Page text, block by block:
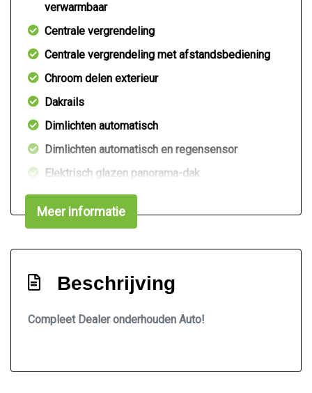
verwarmbaar
Centrale vergrendeling
Centrale vergrendeling met afstandsbediening
Chroom delen exterieur
Dakrails
Dimlichten automatisch
Dimlichten automatisch en regensensor
Elektrisch glazen panorama-dak
Extra getint glas achter
Keyless entry
Led koplampen
Lichtmetalen velgen 16"
Meer informatie
Beschrijving
Compleet Dealer onderhouden Auto!